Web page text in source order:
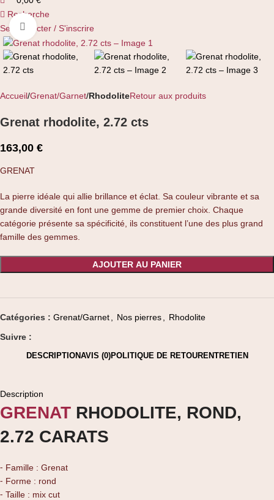
Recherche
Se connecter / S'inscrire
Cliquez pour agrandir
Accueil Grenat/Garnet RhodoliteRetour aux produits
Grenat rhodolite, 2.72 cts
163,00 €
GRENAT
La pierre idéale qui allie brillance et éclat. Sa couleur vibrante et sa
grande diversité en font une gemme de premier choix. Chaque
catégorie présente sa spécificité, ils constituent l’une des plus grand
famille des gemmes.
AJOUTER AU PANIER
Catégories : Grenat/Garnet Nos pierres
Rhodolite
Suivre :
DESCRIPTIONAVIS (0)POLITIQUE DE RETOURENTRETIEN
Description
GRENAT RHODOLITE, ROND,
2.72 CARATS
⁃ Famille : Grenat
⁃ Forme : rond
⁃ Taille : mix cut